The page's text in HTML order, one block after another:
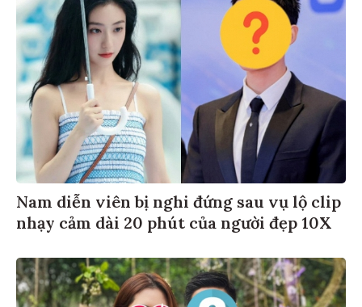
Nam diễn viên bị nghi đứng sau vụ lộ clip
nhạy cảm dài 20 phút của người đẹp 10X